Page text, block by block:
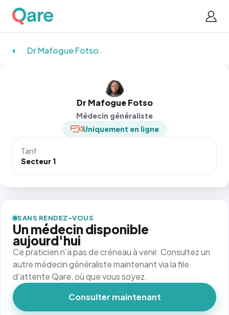
Dr Mafogue Fotso
Dr Mafogue Fotso
Médecin généraliste
Uniquement en ligne
Tarif
Secteur 1
SANS RENDEZ-VOUS
Un médecin disponible
aujourd'hui
Ce praticien n'a pas de créneau à venir. Consultez un
autre médecin généraliste maintenant via la file
d'attente Qare, où que vous soyez.
Consulter maintenant